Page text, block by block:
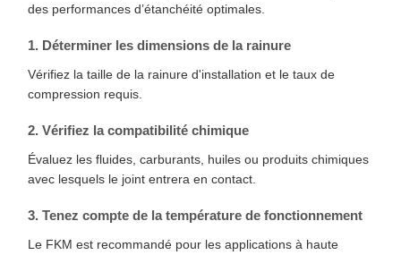
des performances d’étanchéité optimales.
1. Déterminer les dimensions de la rainure
Vérifiez la taille de la rainure d'installation et le taux de
compression requis.
2. Vérifiez la compatibilité chimique
Évaluez les fluides, carburants, huiles ou produits chimiques
avec lesquels le joint entrera en contact.
3. Tenez compte de la température de fonctionnement
Le FKM est recommandé pour les applications à haute